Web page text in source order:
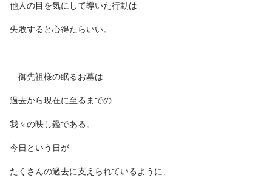
他人の目を気にして導いた行動は
失敗すると心得たらいい。
御先祖様の眠るお墓は
過去から現在に至るまでの
我々の映し鑑である。
今日という日が
たくさんの過去に支えられているように、